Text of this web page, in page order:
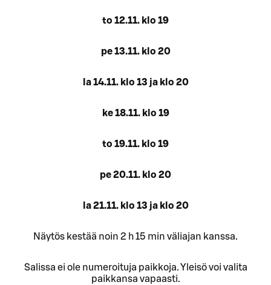
to 12.11. klo 19
pe 13.11. klo 20
la 14.11. klo 13 ja klo 20
ke 18.11. klo 19
to 19.11. klo 19
pe 20.11. klo 20
la 21.11. klo 13 ja klo 20
Näytös kestää noin 2 h 15 min väliajan kanssa.
Salissa ei ole numeroituja paikkoja. Yleisö voi valita
paikkansa vapaasti.